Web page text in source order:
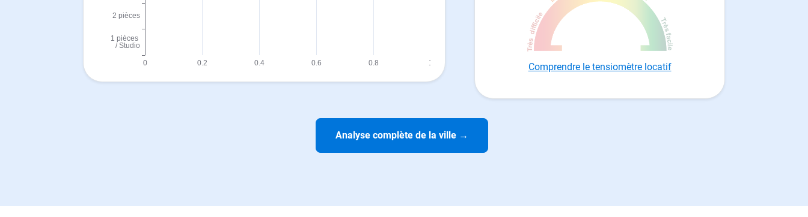
Comprendre le tensiomètre locatif
Analyse complète de la ville →